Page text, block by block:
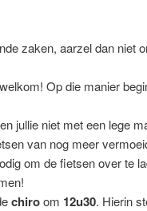
zaken, aarzel dan niet
Op die manier
jullie niet met een lege
van nog meer
om de fietsen over te
chiroom 12u30. Hierin